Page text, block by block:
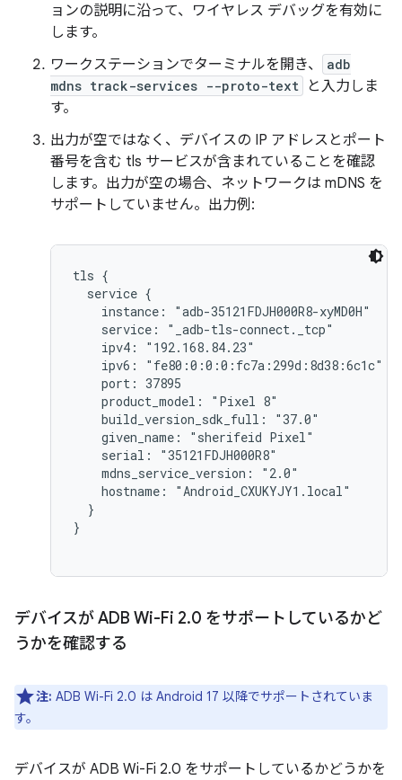
ョンの説明に沿って、ワイヤレス デバッグを有効に
します。
ワークステーションでターミナルを開き、
adb
mdns track-services --proto-text
と入力しま
す。
出力が空ではなく、デバイスの IP アドレスとポート
番号を含む tls サービスが含まれていることを確認
します。出力が空の場合、ネットワークは mDNS を
サポートしていません。出力例:
tls {
  service {
    instance: "adb-35121FDJH000R8-xyMD0H"
    service: "_adb-tls-connect._tcp"
    ipv4: "192.168.84.23"
    ipv6: "fe80:0:0:0:fc7a:299d:8d38:6c1c"
    port: 37895
    product_model: "Pixel 8"
    build_version_sdk_full: "37.0"
    given_name: "sherifeid Pixel"
    serial: "35121FDJH000R8"
    mdns_service_version: "2.0"
    hostname: "Android_CXUKYJY1.local"
  }
}
デバイスが ADB Wi-Fi 2.0 をサポートしているかど
うかを確認する
注: ADB Wi-Fi 2.0 は Android 17 以降でサポートされていま
す。
デバイスが ADB Wi-Fi 2.0 をサポートしているかどうかを